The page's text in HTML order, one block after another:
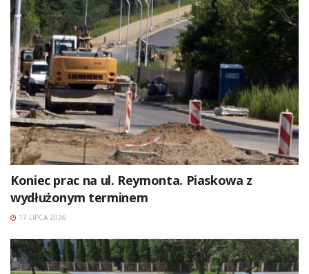
Koniec prac na ul. Reymonta. Piaskowa z
wydłużonym terminem
17 LIPCA 2026